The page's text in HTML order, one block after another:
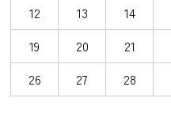
12
13 14
19
20 21
26
27 28